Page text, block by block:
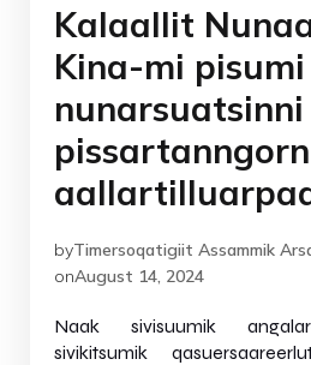
Kalaallit
Kina-mi
nunarsuatsinni
byTimersoqatigiit Assammik
onAugust 14, 2024
Naak sivisuumik
sivikitsumik